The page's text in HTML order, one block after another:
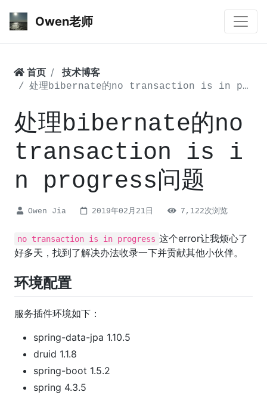
Owen老师
首页 技术博客
处理bibernate的no transaction is in progress问题
处理bibernate的no
transaction is i
n progress问题
Owen Jia 2019年02月21日 7,122次浏览
no transaction is in progress 这个error让我烦心了
好多天，找到了解决办法收录一下并贡献其他小伙伴。
环境配置
服务插件环境如下：
spring-data-jpa 1.10.5
druid 1.1.8
spring-boot 1.5.2
spring 4.3.5